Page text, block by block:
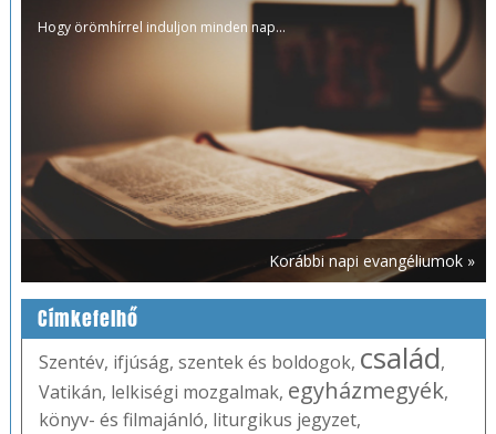
Hogy örömhírrel induljon minden nap...
Korábbi napi evangéliumok »
Címkefelhő
Szentév, ifjúság, szentek és boldogok, család,
Vatikán, lelkiségi mozgalmak, egyházmegyék,
könyv- és filmajánló, liturgikus jegyzet,